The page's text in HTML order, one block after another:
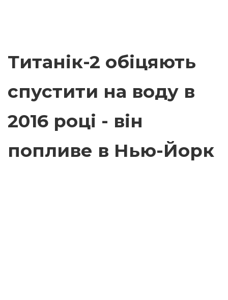
Титанік-2 обіцяють
спустити на воду в
2016 році - він
попливе в Нью-Йорк